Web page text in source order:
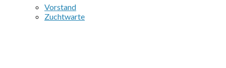
Vorstand
Zuchtwarte